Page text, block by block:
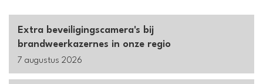
Extra beveiligingscamera's bij
brandweerkazernes in onze regio
7 augustus 2026